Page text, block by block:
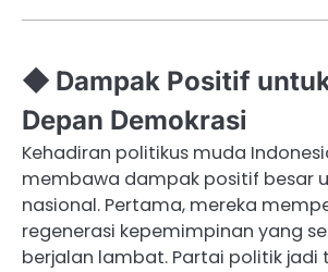
◆ Dampak Positif
Depan Demokrasi
Kehadiran politikus muda
membawa dampak positif besar
nasional. Pertama, mereka
regenerasi kepemimpinan yang
berjalan lambat. Partai politik jadi